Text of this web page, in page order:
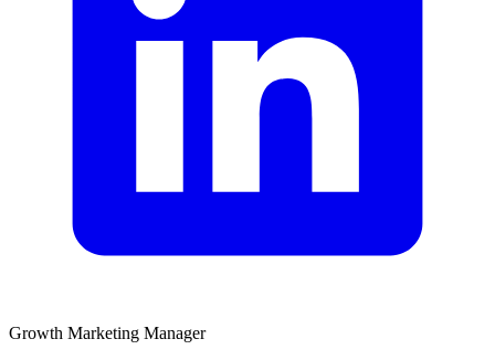
Growth Marketing Manager